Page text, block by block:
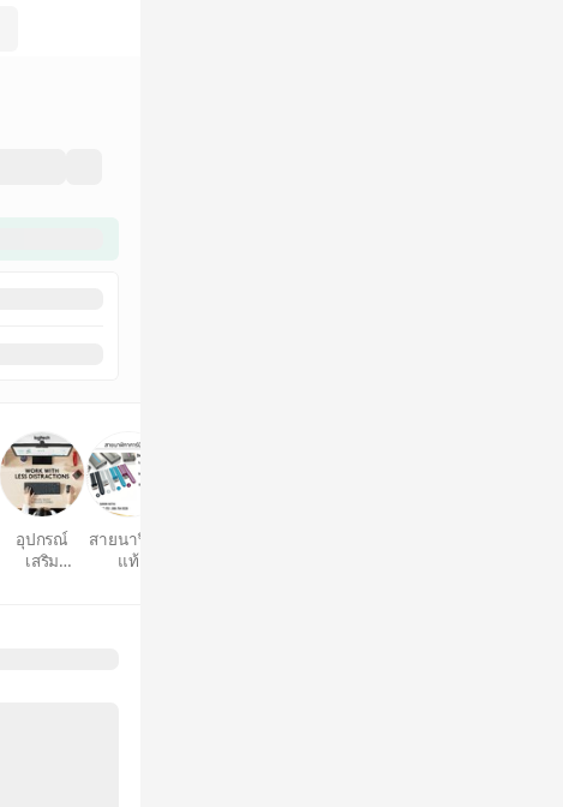
อุปกรณ์
เสริม
สายนาฬิกา
แท้